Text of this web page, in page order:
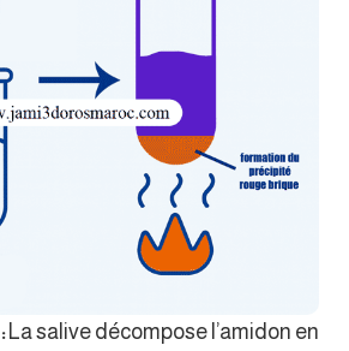
La salive décompose l’amidon en